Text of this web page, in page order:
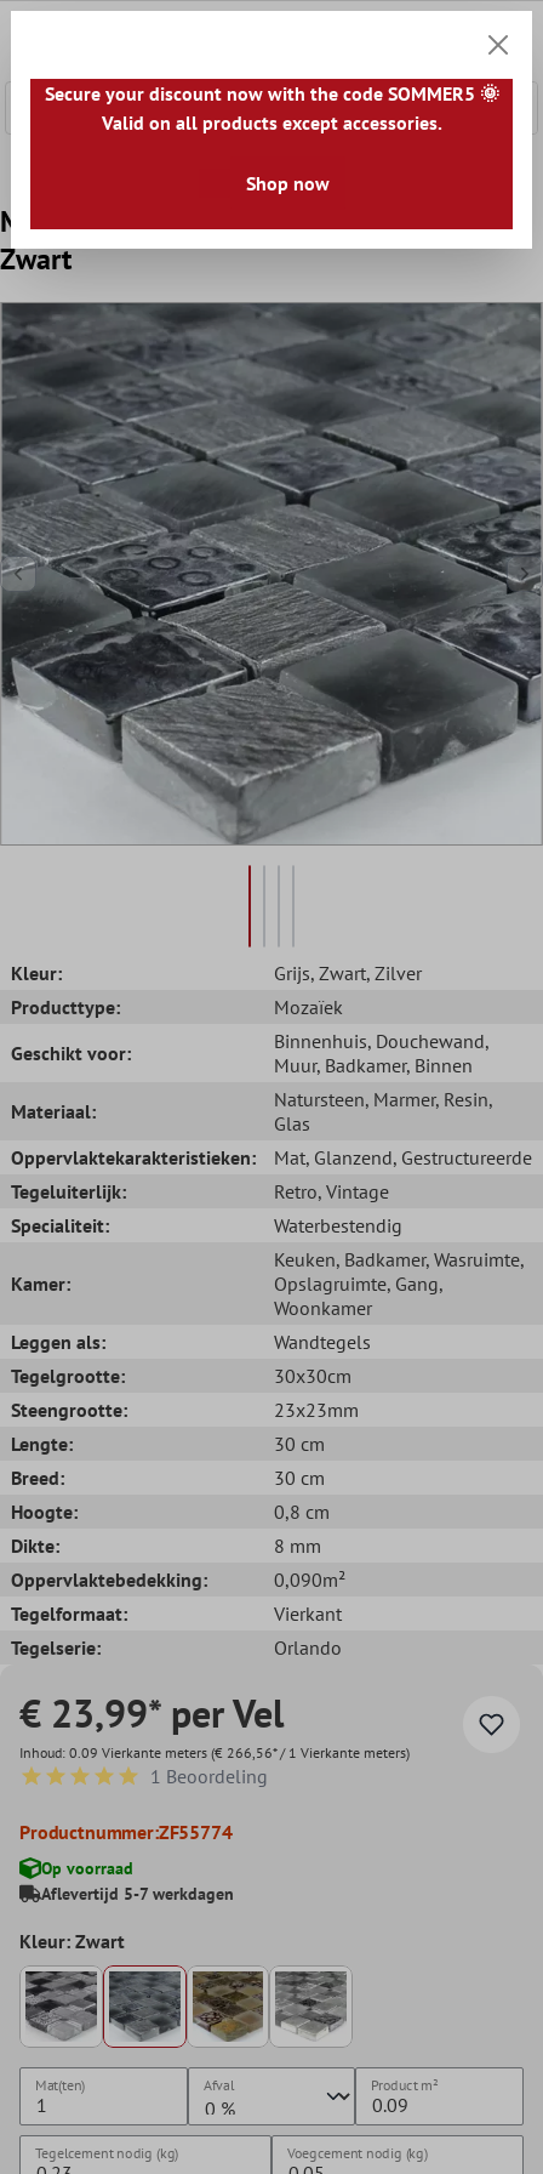
Mozaïektegel Glas Natuursteen Orlando
Zwart
Kleur: Grijs, Zwart, Zilver
Producttype:
Mozaïek
Geschikt voor:
Binnenhuis, Douchewand,
Muur, Badkamer, Binnen
Materiaal:
Natursteen, Marmer, Resin,
Glas
Oppervlaktekarakteristieken:
Mat, Glanzend, Gestructureerde
Tegeluiterlijk:
Retro, Vintage
Specialiteit:
Waterbestendig
Kamer:
Keuken, Badkamer, Wasruimte,
Opslagruimte, Gang,
Woonkamer
Leggen als:
Wandtegels
Tegelgrootte:
30x30cm
Steengrootte:
23x23mm
Lengte:
30 cm
Breed:
30 cm
Hoogte:
0,8 cm
Dikte:
8 mm
Oppervlaktebedekking:
0,090m²
Tegelformaat:
Vierkant
Tegelserie:
Orlando
€ 23,99* per Vel
Inhoud: 0.09 Vierkante meters (€ 266,56* / 1 Vierkante meters)
Gemiddelde waardering van 5 van 5 sterren
1 Beoordeling
Productnummer:ZF55774
Op voorraad
Aflevertijd 5-7 werkdagen
Kleur: Zwart
Mat(ten) Afval Productm²
Tegelcement nodig (kg) Voegcement nodig (kg)
Secure your discount now with the code SOMMER5 🌞
Valid on all products except accessories.
Shop now